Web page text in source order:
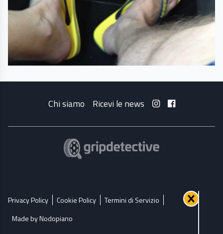
Chi siamo Ricevi le news
Privacy Policy Cookie Policy
Termini di Servizio
Made by Nodopiano